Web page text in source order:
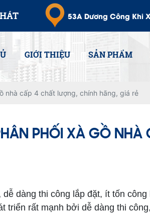
53A Dương Công Khi
GIỚI THIỆU SẢN PHẨM
nhà cấp 4 chất lượng, chính hãng, giá rẻ
PHỐI XÀ GỒ
dàng thi công lắp đặt, ít tốn
triển rất mạnh bởi dễ dàng thi